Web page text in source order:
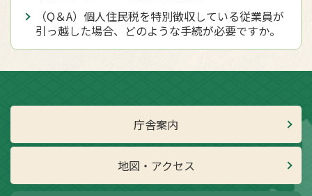
（Q＆A）個人住民税を特別徴収している従業員が
引っ越した場合、どのような手続が必要ですか。
庁舎案内
地図・アクセス